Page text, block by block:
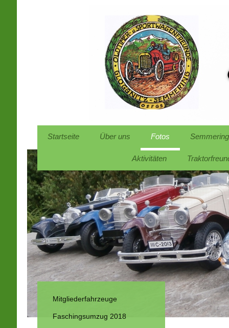
Startseite Über uns Fotos
Aktivitäten
Mitgliederfahrzeuge
Faschingsumzug 2018